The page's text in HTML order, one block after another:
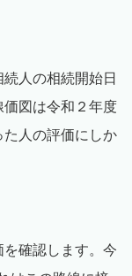
人の相続開始日
図は令和２年度
人の評価にしか
確認します。今